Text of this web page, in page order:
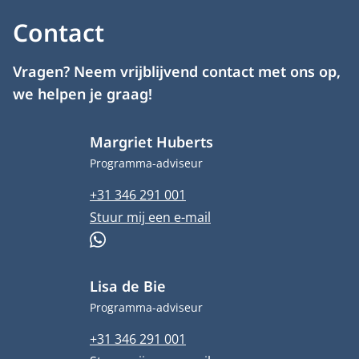
Contact
Vragen? Neem vrijblijvend contact met ons op,
we helpen je graag!
Margriet Huberts
Functietitel
Programma-adviseur
Telefoonnummer
+31 346 291 001
E-mailadres
Stuur mij een e-mail
WhatsApp
Lisa de Bie
Functietitel
Programma-adviseur
Telefoonnummer
+31 346 291 001